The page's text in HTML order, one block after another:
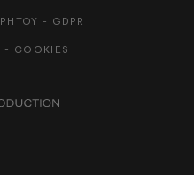
- GDPR
COOKIES